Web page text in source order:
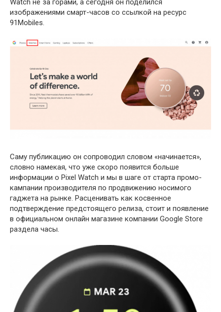
Watch не за горами, а сегодня он поделился
изображениями смарт-часов со ссылкой на ресурс
91Mobiles.
Саму публикацию он сопроводил словом «начинается»,
словно намекая, что уже скоро появится больше
информации о Pixel Watch и мы в шаге от старта промо-
кампании производителя по продвижению носимого
гаджета на рынке. Расценивать как косвенное
подтверждение предстоящего релиза, стоит и появление
в официальном онлайн магазине компании Google Store
раздела часы.